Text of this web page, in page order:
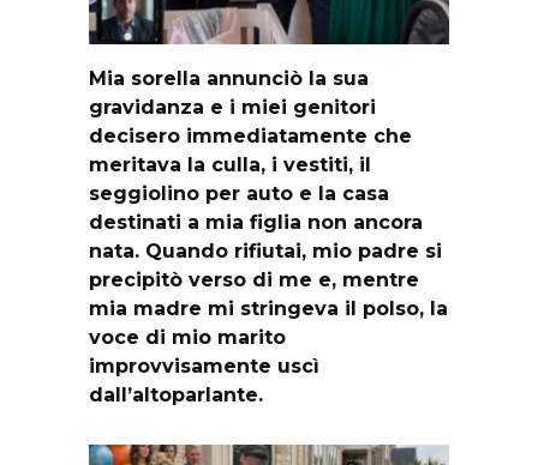
Mia sorella annunciò la sua
gravidanza e i miei genitori
decisero immediatamente che
meritava la culla, i vestiti, il
seggiolino per auto e la casa
destinati a mia figlia non ancora
nata. Quando rifiutai, mio padre si
precipitò verso di me e, mentre
mia madre mi stringeva il polso, la
voce di mio marito
improvvisamente uscì
dall’altoparlante.